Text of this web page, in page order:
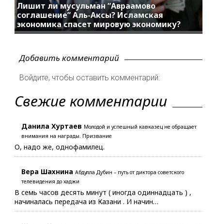
Лишит ли мусульман “Авраамово
соглашение” Аль-Аксы? Исламская
экономика спасет мировую экономику?
Добавить комментарий
Войдите, чтобы оставить комментарий:
Свежие комментарии
Данила Хуртаев Молодой и успешный кавказец не обращает
внимания на награды. Призвание
О, надо же, однофамилец.
Вера Шахнина Абдулла Дубин – путь от диктора советского
телевидения до хаджи
В семь часов десять минут ( иногда одиннадцать ) ,
начиналась передача из Казани . И начин…